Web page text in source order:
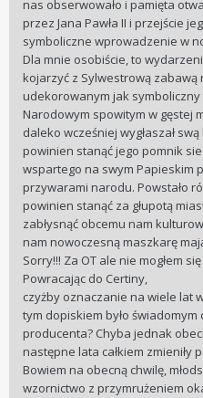
nas obserwowało i pamięta
przez Jana Pawła II i przejście
symboliczne wprowadzenie w
Dla mnie osobiście, to
kojarzyć z Sylwestrową zabawą
udekorowanym jak
Narodowym spowitym w gęstej
daleko wcześniej wygłaszał
powinien stanąć jego pomnik
wspartego na swym Papieskim
przywarami narodu. Powstało
powinien stanąć za głupotą
zabłysnąć obcemu nam
nam nowoczesną maszkarę
Sorry!!! Za OT ale nie mogłem
Powracając do Certiny,
czyżby oznaczanie na wiele lat
tym dopiskiem było
producenta? Chyba jednak
następne lata całkiem zmieniły
Bowiem na obecną chwilę,
wzornictwo z przymrużeniem